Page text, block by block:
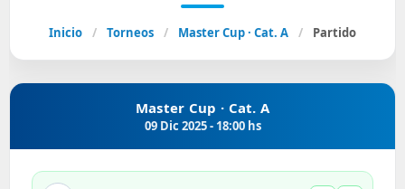
Inicio / Torneos / Master Cup · Cat. A / Partido
Master Cup · Cat. A
09 Dic 2025 - 18:00 hs